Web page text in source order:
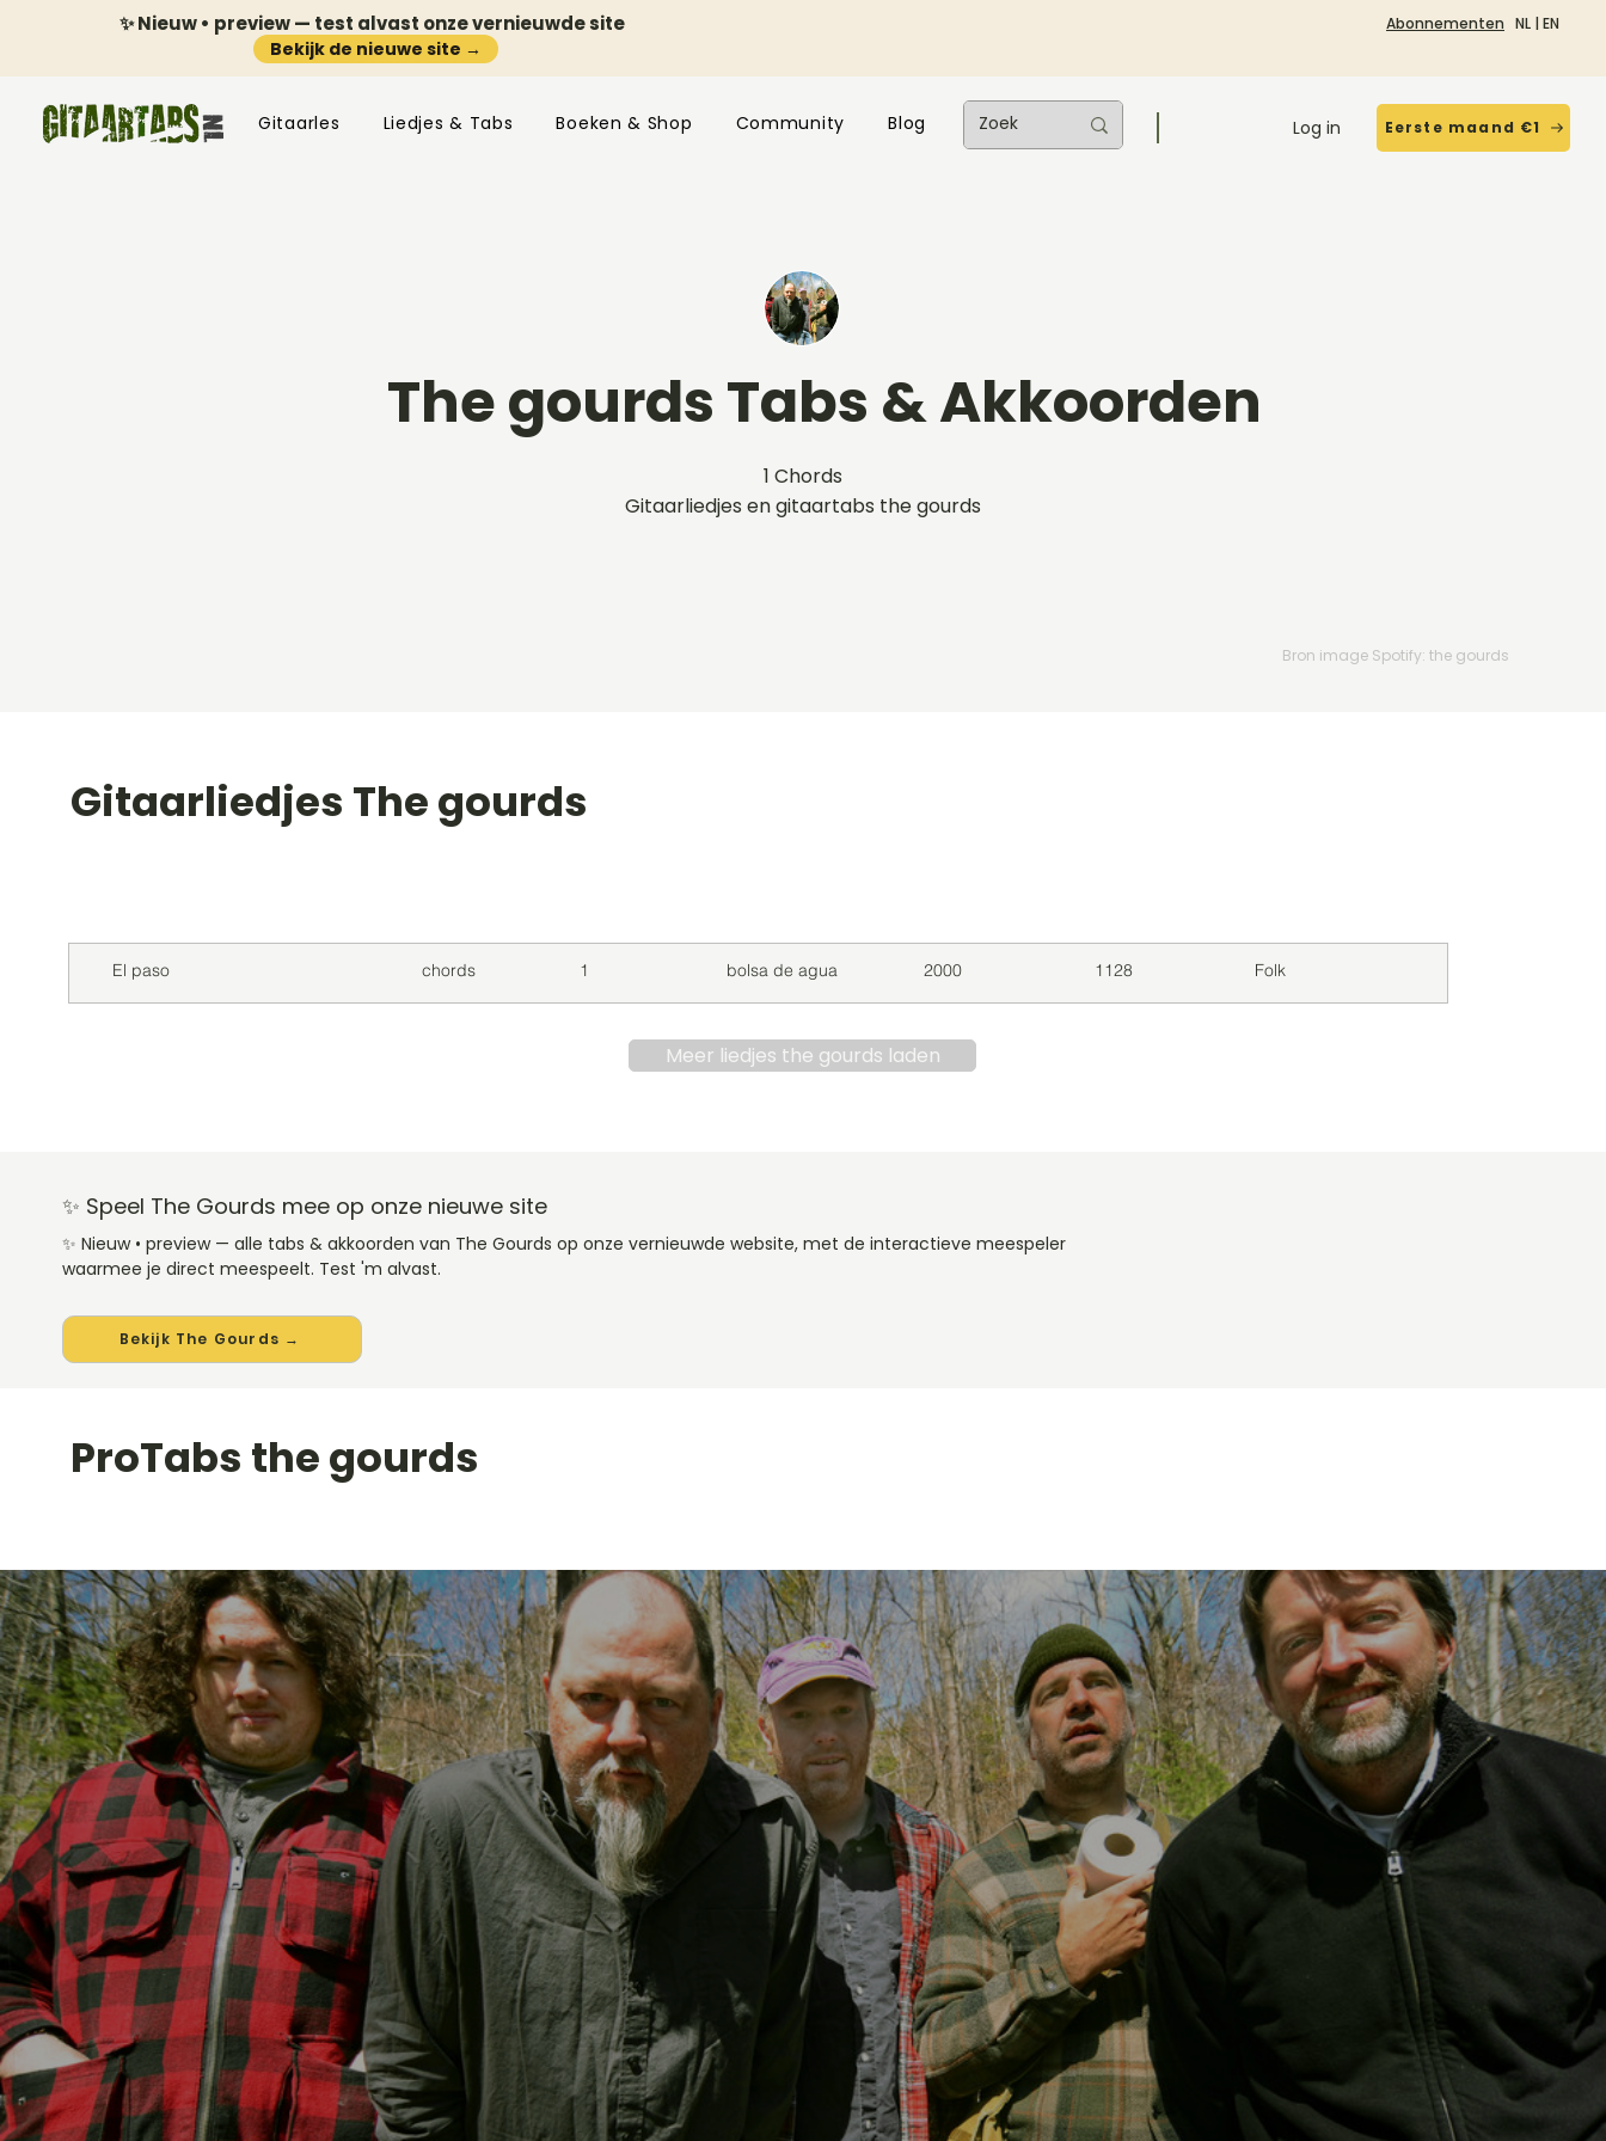
✨ Nieuw • preview — test alvast onze vernieuwde site
Bekijk de nieuwe site →
Abonnementen NL | EN
Gitaarles Liedjes & Tabs Boeken & Shop Community Blog Log in Eerste maand €1
The gourds Tabs & Akkoorden
1 Chords
Gitaarliedjes en gitaartabs the gourds
Bron image Spotify: the gourds
Gitaarliedjes The gourds
El paso chords 1 bolsa de agua 2000 1128 Folk
Meer liedjes the gourds laden
✨ Speel The Gourds mee op onze nieuwe site
✨ Nieuw • preview — alle tabs & akkoorden van The Gourds op onze vernieuwde website, met de interactieve meespeler
waarmee je direct meespeelt. Test 'm alvast.
Bekijk The Gourds →
ProTabs the gourds